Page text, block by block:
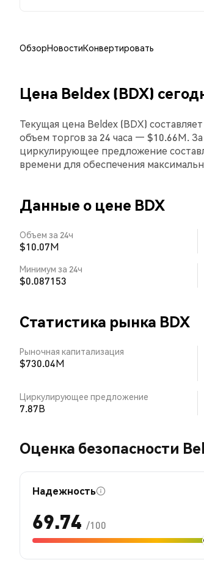
ОбзорНовостиКонвертировать
Цена Beldex (BDX)
Текущая цена Beldex (BDX)
объем торгов за 24 часа — $10.66M.
циркулирующее предложение
времени для обеспечения
Данные о цене BDX
Объем за 24ч
$10.07M
Минимум за 24ч
$0.087153
Статистика рынка BDX
Рыночная капитализация
$730.04M
Циркулирующее предложение
7.87B
Оценка безопасности
Надежность
69.74 /100